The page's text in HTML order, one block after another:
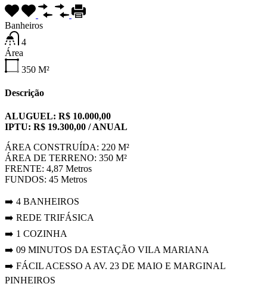
Banheiros
4
Área
350 M²
Descrição
ALUGUEL: R$ 10.000,00
IPTU: R$ 19.300,00 / ANUAL
ÁREA CONSTRUÍDA: 220 M²
ÁREA DE TERRENO: 350 M²
FRENTE: 4,87 Metros
FUNDOS: 45 Metros
➡️ 4 BANHEIROS
➡️ REDE TRIFÁSICA
➡️ 1 COZINHA
➡️ 09 MINUTOS DA ESTAÇÃO VILA MARIANA
➡️ FÁCIL ACESSO A AV. 23 DE MAIO E MARGINAL
PINHEIROS